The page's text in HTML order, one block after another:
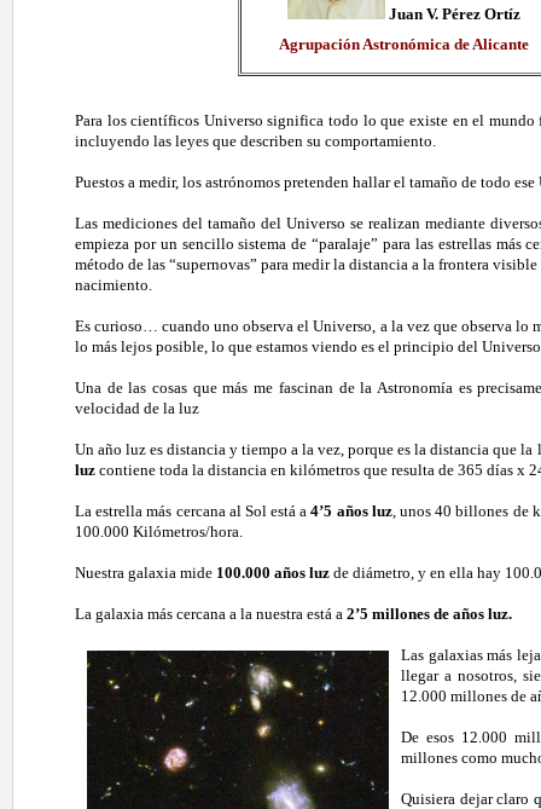
Juan V. Pérez Ortíz
Agrupación Astronómica de Alicante
Para los científicos Universo significa todo lo que existe en el
incluyendo las leyes que describen su comportamiento.
Puestos a medir, los astrónomos pretenden hallar el tamaño de todo
Las mediciones del tamaño del Universo se realizan mediante
empieza por un sencillo sistema de “paralaje” para las estrellas más
método de las “supernovas” para medir la distancia a la frontera
nacimiento.
Es curioso… cuando uno observa el Universo, a la vez que observa lo
lo más lejos posible, lo que estamos viendo es el principio del
Una de las cosas que más me fascinan de la Astronomía es
velocidad de la luz
Un año luz es distancia y tiempo a la vez, porque es la distancia que
luz contiene toda la distancia en kilómetros que resulta de 365 días x
La estrella más cercana al Sol está a4’5 años luz, unos 40 billones de
100.000 Kilómetros/hora.
Nuestra galaxia mide 100.000 años luz de diámetro, y en ella hay
La galaxia más cercana a la nuestra está a 2’5 millones de años luz.
Las galaxias más
llegar a nosotros,
12.000 millones de
De esos 12.000
millones como
Quisiera dejar claro